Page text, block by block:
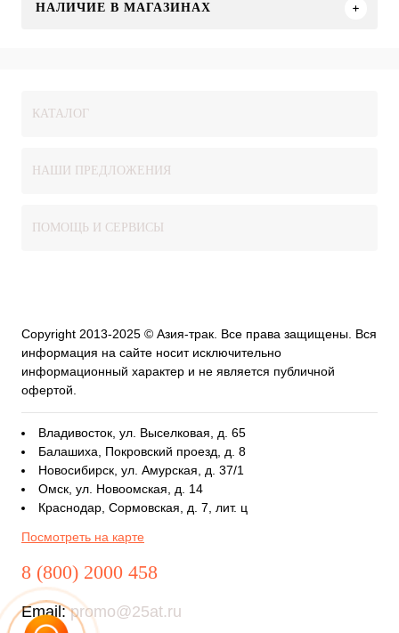
НАЛИЧИЕ В МАГАЗИНАХ
КАТАЛОГ
НАШИ ПРЕДЛОЖЕНИЯ
ПОМОЩЬ И СЕРВИСЫ
Copyright 2013-2025 © Азия-трак. Все права защищены. Вся
информация на сайте носит исключительно
информационный характер и не является публичной
офертой.
Владивосток, ул. Выселковая, д. 65
Балашиха, Покровский проезд, д. 8
Новосибирск, ул. Амурская, д. 37/1
Омск, ул. Новоомская, д. 14
Краснодар, Сормовская, д. 7, лит. ц
Посмотреть на карте
8 (800) 2000 458
Email:promo@25at.ru